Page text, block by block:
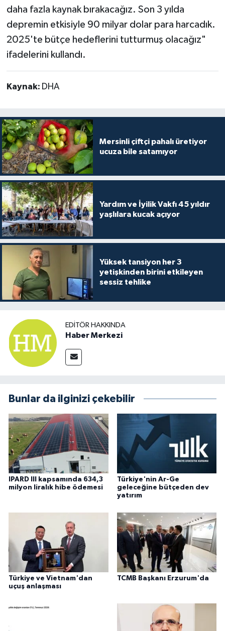
daha fazla kaynak bırakacağız. Son 3 yılda
depremin etkisiyle 90 milyar dolar para harcadık.
2025'te bütçe hedeflerini tutturmuş olacağız"
ifadelerini kullandı.
Kaynak: DHA
Mersinli çiftçi pahalı üretiyor
ucuza bile satamıyor
Yardım ve İyilik Vakfı 45 yıldır
yaşlılara kucak açıyor
Yüksek tansiyon her 3
yetişkinden birini etkileyen
sessiz tehlike
EDITÖR HAKKINDA
Haber Merkezi
Bunlar da ilginizi çekebilir
IPARD III kapsamında 634,3
milyon liralık hibe ödemesi
Türkiye'nin Ar-Ge
geleceğine bütçeden dev
yatırım
Türkiye ve Vietnam'dan
uçuş anlaşması
TCMB Başkanı Erzurum'da